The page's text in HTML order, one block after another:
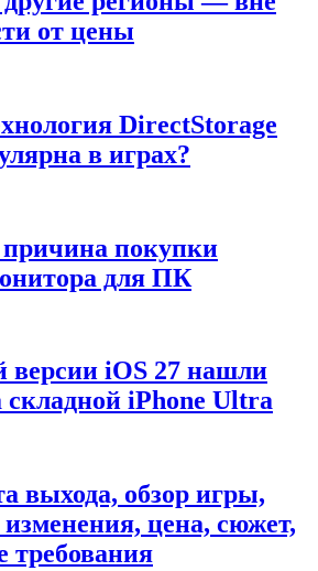
от цены
DirectStorage
в играх?
покупки
для ПК
версии iOS 27 нашли
iPhone Ultra
выхода, обзор игры,
цена, сюжет,
требования